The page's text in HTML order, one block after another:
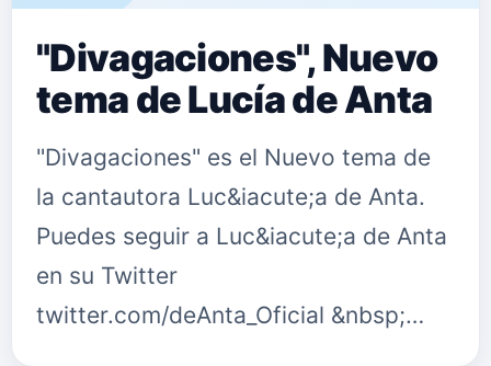
"Divagaciones", Nuevo
tema de Lucía de Anta
"Divagaciones" es el Nuevo tema de
la cantautora Luc&iacute;a de Anta.
Puedes seguir a Luc&iacute;a de Anta
en su Twitter
twitter.com/deAnta_Oficial &nbsp;